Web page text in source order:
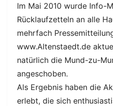
Im Mai 2010 wurde Info-
Rücklaufzetteln an alle
mehrfach
www.Altenstaedt.de
natürlich die Mund-zu-
angeschoben.
Als Ergebnis haben die
erlebt, die sich